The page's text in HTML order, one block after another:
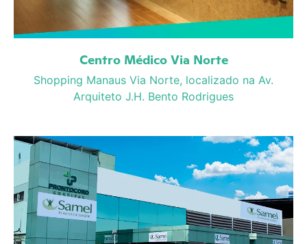
Centro Médico Via Norte
Shopping Manaus Via Norte, localizado na Av.
Arquiteto J.H. Bento Rodrigues